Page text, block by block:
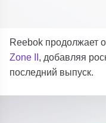
Reebok продолжает
Zone II , добавляя
последний выпуск.